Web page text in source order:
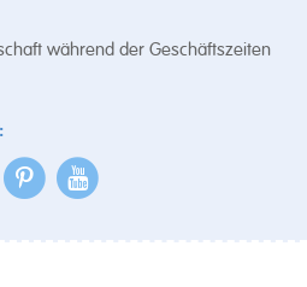
während der Geschäftszeiten